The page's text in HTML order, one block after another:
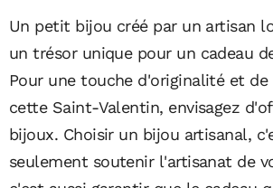
Un petit bijou créé par un artisan
un trésor unique pour un cadeau
Pour une touche d'originalité et
cette Saint-Valentin, envisagez
bijoux. Choisir un bijou artisanal,
seulement soutenir l'artisanat de